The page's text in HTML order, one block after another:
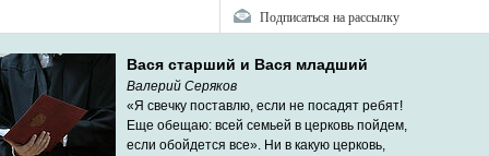
Подписаться на рассылку
Вася старший и Вася младший
Валерий Серяков
«Я свечку поставлю, если не посадят ребят!
Еще обещаю: всей семьей в церковь пойдем,
если обойдется все». Ни в какую церковь,